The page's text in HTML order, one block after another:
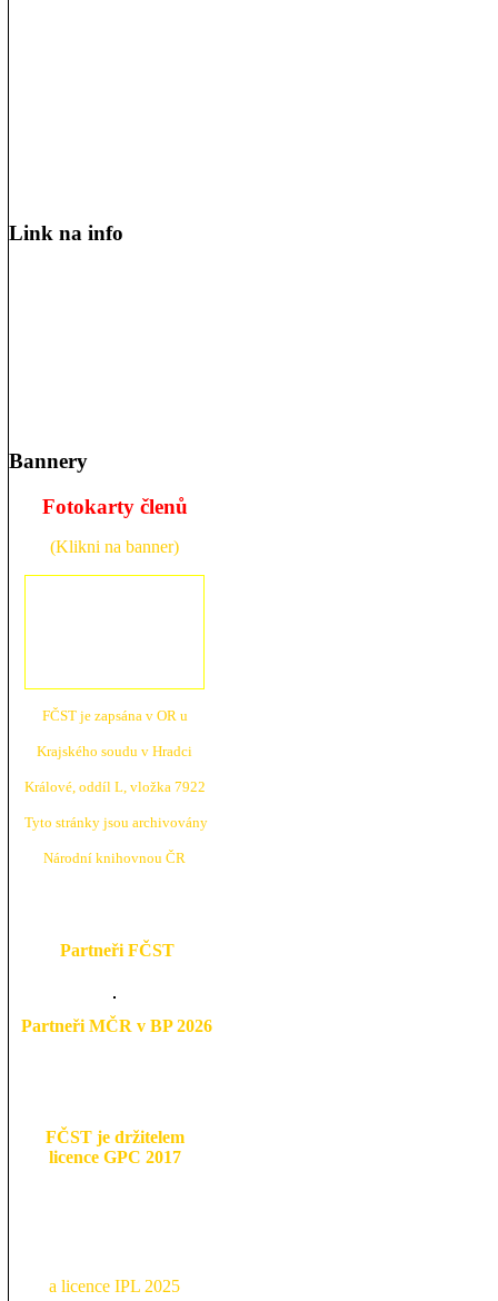
Link na info
Bannery
Fotokarty členů
(Klikni na banner)
FČST je zapsána v OR u
Krajského soudu v Hradci
Králové, oddíl L, vložka 7922
Tyto stránky jsou archivovány
Národní knihovnou ČR
Partneři FČST
Partneři MČR v BP 2026
FČST je držitelem
licence GPC 2017
a licence IPL 2025